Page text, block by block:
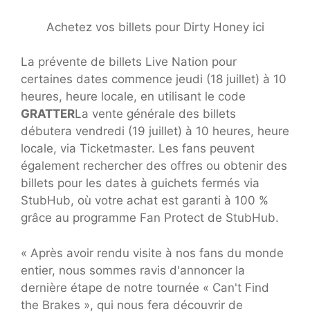
Achetez vos billets pour Dirty Honey ici
La prévente de billets Live Nation pour
certaines dates commence jeudi (18 juillet) à 10
heures, heure locale, en utilisant le code
GRATTERLa vente générale des billets
débutera vendredi (19 juillet) à 10 heures, heure
locale, via Ticketmaster. Les fans peuvent
également rechercher des offres ou obtenir des
billets pour les dates à guichets fermés via
StubHub, où votre achat est garanti à 100 %
grâce au programme Fan Protect de StubHub.
« Après avoir rendu visite à nos fans du monde
entier, nous sommes ravis d'annoncer la
dernière étape de notre tournée « Can't Find
the Brakes », qui nous fera découvrir de